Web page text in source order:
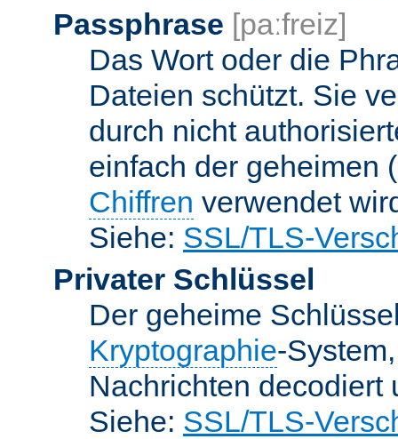
Passphrase [paːfreiz]
Das Wort oder die
Dateien schützt. Sie
durch nicht
einfach der geheimen
Chiffren verwendet
Siehe: SSL/TLS-
Privater Schlüssel
Der geheime
Kryptographie-
Nachrichten decodiert
Siehe: SSL/TLS-